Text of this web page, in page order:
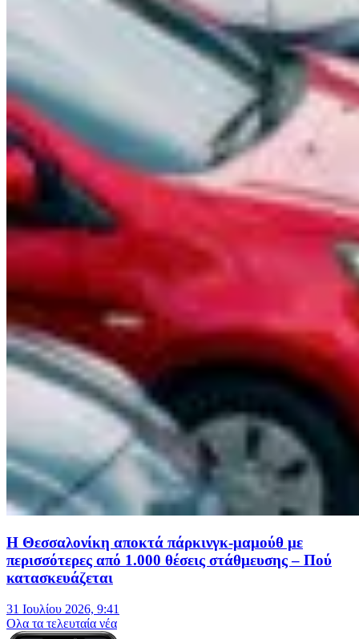
Η Θεσσαλονίκη αποκτά πάρκινγκ-μαμούθ με
περισσότερες από 1.000 θέσεις στάθμευσης – Πού
κατασκευάζεται
31 Ιουλίου 2026, 9:41
Oλα τα τελευταία νέα